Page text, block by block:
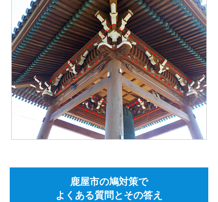
鹿屋市の鳩対策で
よくある質問とその答え